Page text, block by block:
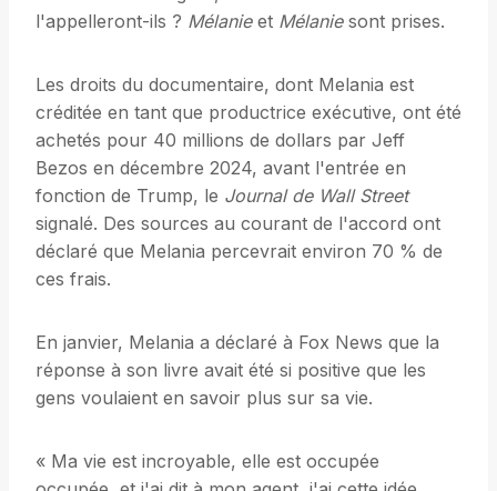
l'appelleront-ils ? Mélanieet Mélaniesont prises.
Les droits du documentaire, dont Melania est
créditée en tant que productrice exécutive, ont été
achetés pour 40 millions de dollars par Jeff
Bezos en décembre 2024, avant l'entrée en
fonction de Trump, le Journal de Wall Street
signalé. Des sources au courant de l'accord ont
déclaré que Melania percevrait environ 70 % de
ces frais.
En janvier, Melania a déclaré à Fox News que la
réponse à son livre avait été si positive que les
gens voulaient en savoir plus sur sa vie.
« Ma vie est incroyable, elle est occupée